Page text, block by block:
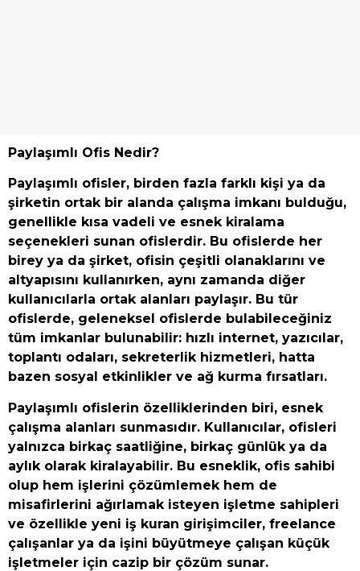
Paylaşımlı Ofis Nedir?
Paylaşımlı ofisler, birden fazla farklı kişi ya da
şirketin ortak bir alanda çalışma imkanı bulduğu,
genellikle kısa vadeli ve esnek kiralama
seçenekleri sunan ofislerdir. Bu ofislerde her
birey ya da şirket, ofisin çeşitli olanaklarını ve
altyapısını kullanırken, aynı zamanda diğer
kullanıcılarla ortak alanları paylaşır. Bu tür
ofislerde, geleneksel ofislerde bulabileceğiniz
tüm imkanlar bulunabilir: hızlı internet, yazıcılar,
toplantı odaları, sekreterlik hizmetleri, hatta
bazen sosyal etkinlikler ve ağ kurma fırsatları.
Paylaşımlı ofislerin özelliklerinden biri, esnek
çalışma alanları sunmasıdır. Kullanıcılar, ofisleri
yalnızca birkaç saatliğine, birkaç günlük ya da
aylık olarak kiralayabilir. Bu esneklik, ofis sahibi
olup hem işlerini çözümlemek hem de
misafirlerini ağırlamak isteyen işletme sahipleri
ve özellikle yeni iş kuran girişimciler, freelance
çalışanlar ya da işini büyütmeye çalışan küçük
işletmeler için cazip bir çözüm sunar.